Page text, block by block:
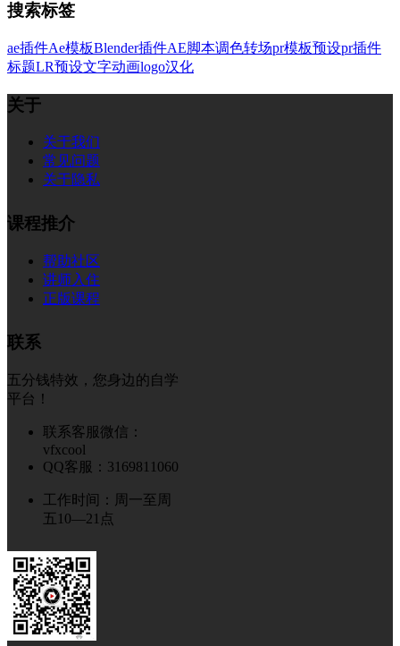
搜索标签
ae插件Ae模板Blender插件AE脚本调色转场pr模板预设pr插件
标题LR预设文字动画logo汉化
关于
关于我们
常见问题
关于隐私
课程推介
帮助社区
讲师入住
正版课程
联系
五分钱特效，您身边的自学
平台！
联系客服微信：
vfxcool
QQ客服：3169811060
工作时间：周一至周
五10—21点